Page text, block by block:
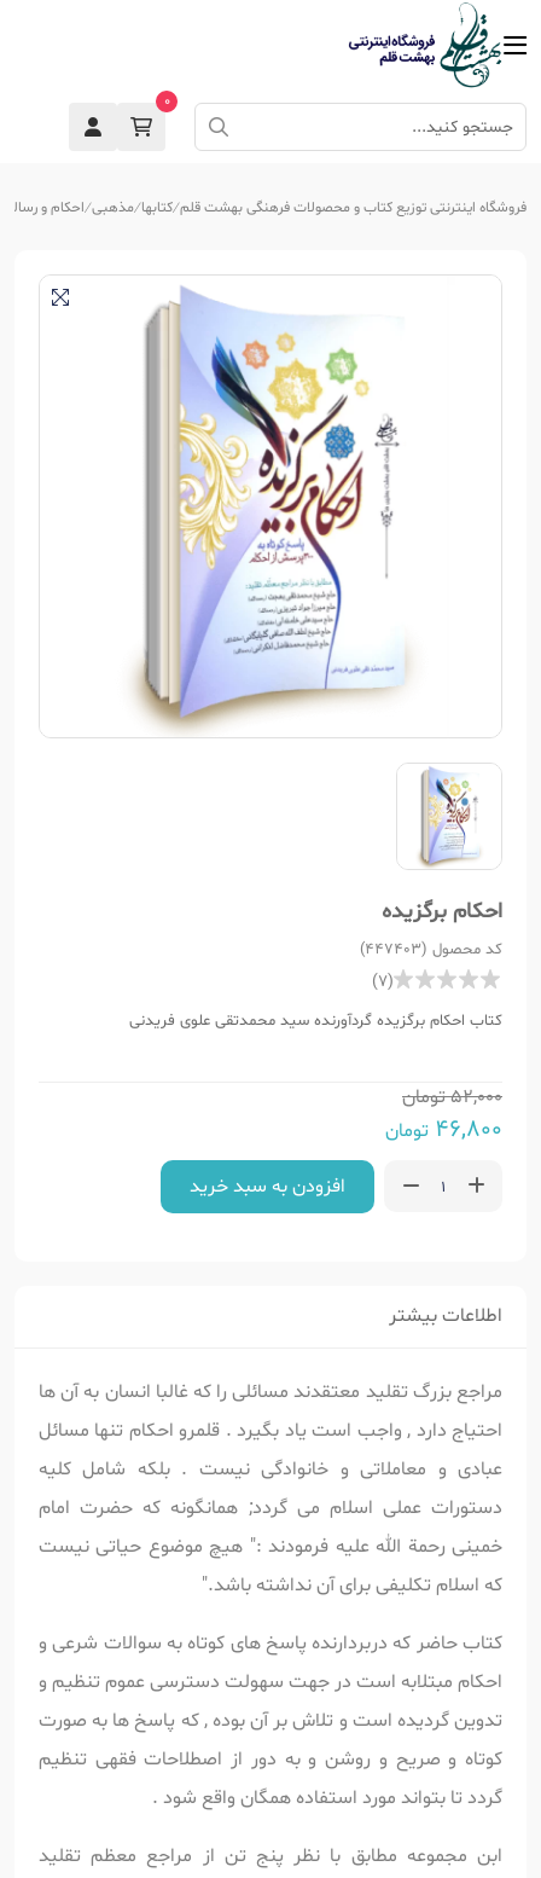
0
فروشگاه اینترنتی توزیع کتاب و محصولات فرهنگی بهشت قلم کتابها مذهبی احکام و رساله
احکام برگزیده
کد محصول (447403)
(7)
کتاب احکام برگزیده گردآورنده سید محمدتقی علوی فریدنی
52,000تومان
46,800 تومان
افزودن به سبد خرید
اطلاعات بیشتر
مراجع بزرگ تقلید معتقدند مسائلی را که غالبا انسان به آن ها
احتیاج دارد , واجب است یاد بگیرد . قلمرو احکام تنها مسائل
عبادی و معاملاتی و خانوادگی نیست . بلکه شامل کلیه
دستورات عملی اسلام می گردد; همانگونه که حضرت امام
خمینی رحمة الله علیه فرمودند :" هیچ موضوع حیاتی نیست
که اسلام تکلیفی برای آن نداشته باشد."
کتاب حاضر که دربردارنده پاسخ های کوتاه به سوالات شرعی و
احکام مبتلابه است در جهت سهولت دسترسی عموم تنظیم و
تدوین گردیده است و تلاش بر آن بوده , که پاسخ ها به صورت
کوتاه و صریح و روشن و به دور از اصطلاحات فقهی تنظیم
گردد تا بتواند مورد استفاده همگان واقع شود .
ابن مجموعه مطابق با نظر پنج تن از مراجع معظم تقلید